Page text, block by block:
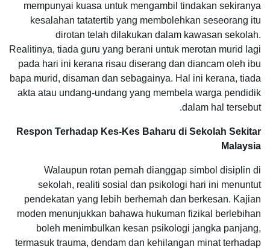
mempunyai kuasa untuk mengambil tindakan sekiranya
kesalahan tatatertib yang membolehkan seseorang itu
dirotan telah dilakukan dalam kawasan sekolah.
Realitinya, tiada guru yang berani untuk merotan murid lagi
pada hari ini kerana risau diserang dan diancam oleh ibu
bapa murid, disaman dan sebagainya. Hal ini kerana, tiada
akta atau undang-undang yang membela warga pendidik
dalam hal tersebut.
Respon Terhadap Kes-Kes Baharu di Sekolah Sekitar
Malaysia
Walaupun rotan pernah dianggap simbol disiplin di
sekolah, realiti sosial dan psikologi hari ini menuntut
pendekatan yang lebih berhemah dan berkesan. Kajian
moden menunjukkan bahawa hukuman fizikal berlebihan
boleh menimbulkan kesan psikologi jangka panjang,
termasuk trauma, dendam dan kehilangan minat terhadap